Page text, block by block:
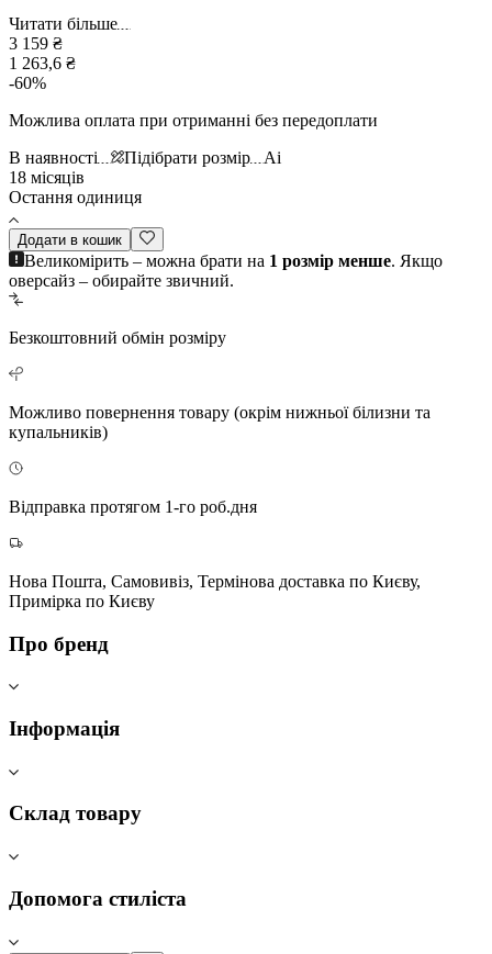
Читати більше
3 159 ₴
1 263,6 ₴
-60%
Можлива оплата при отриманні без передоплати
В наявності
Підібрати розмір
Ai
18 місяців
Остання одиниця
Додати в кошик
Великомірить – можна брати на 1 розмір менше. Якщо
оверсайз – обирайте звичний.
Безкоштовний обмін розміру
Можливо повернення товару (окрім нижньої білизни та
купальників)
Відправка протягом 1-го роб.дня
Нова Пошта, Самовивіз, Термінова доставка по Києву,
Примірка по Києву
Про бренд
Інформація
Склад товару
Допомога стиліста